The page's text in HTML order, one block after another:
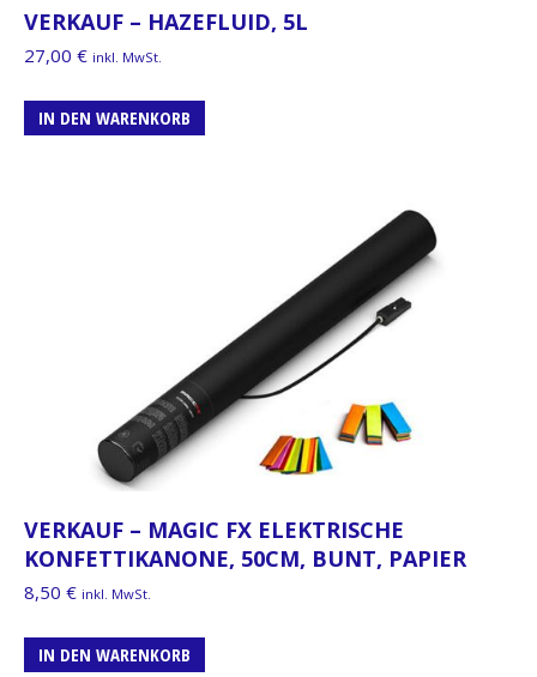
VERKAUF – HAZEFLUID, 5L
27,00 € inkl. MwSt.
IN DEN WARENKORB
VERKAUF – MAGIC FX ELEKTRISCHE
KONFETTIKANONE, 50CM, BUNT, PAPIER
8,50 € inkl. MwSt.
IN DEN WARENKORB